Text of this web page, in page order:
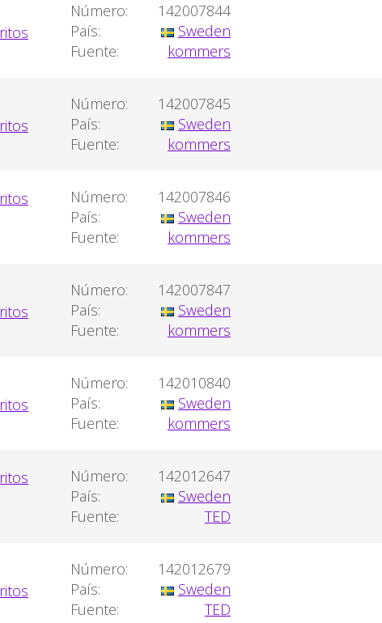
Número:
142007844
País:
Sweden
Fuente:
kommers
Número:
142007845
País:
Sweden
Fuente:
kommers
Número:
142007846
País:
Sweden
Fuente:
kommers
Número:
142007847
País:
Sweden
Fuente:
kommers
Número:
142010840
País:
Sweden
Fuente:
kommers
Número:
142012647
País:
Sweden
Fuente:
TED
Número:
142012679
País:
Sweden
Fuente:
TED